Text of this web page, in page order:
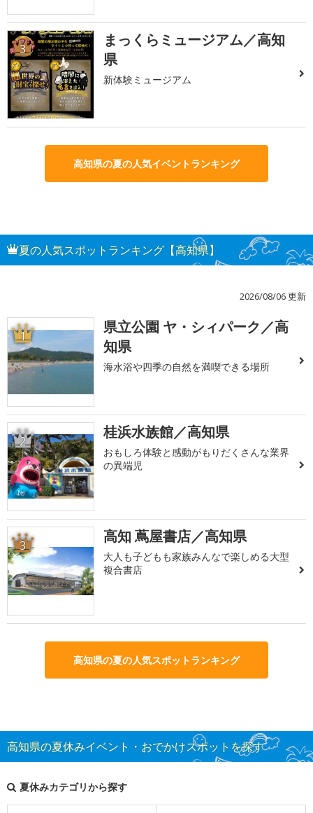
3
まっくらミュージアム／高知
県
新体験ミュージアム
高知県の夏の人気イベントランキング
夏の人気スポットランキング【高知県】
2026/08/06 更新
1
県立公園 ヤ・シィパーク／高
知県
海水浴や四季の自然を満喫できる場所
2 桂浜水族館／高知県
おもしろ体験と感動がもりだくさんな業界
の異端児
3 高知 蔦屋書店／高知県
大人も子どもも家族みんなで楽しめる大型
複合書店
高知県の夏の人気スポットランキング
高知県の夏休みイベント・おでかけスポットを探す
夏休みカテゴリから探す